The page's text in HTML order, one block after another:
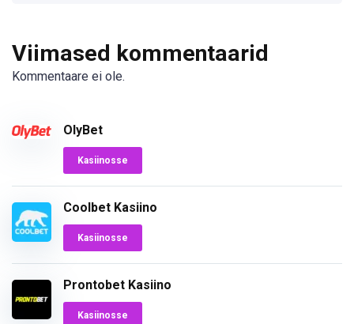
Viimased kommentaarid
Kommentaare ei ole.
OlyBet
Kasiinosse
Coolbet Kasiino
Kasiinosse
Prontobet Kasiino
Kasiinosse